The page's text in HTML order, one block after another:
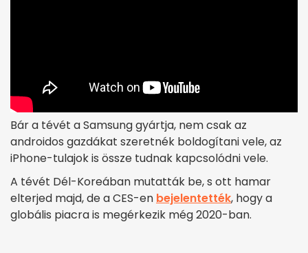
Bár a tévét a Samsung gyártja, nem csak az
androidos gazdákat szeretnék boldogítani vele, az
iPhone-tulajok is össze tudnak kapcsolódni vele.
A tévét Dél-Koreában mutatták be, s ott hamar
elterjed majd, de a CES-en bejelentették, hogy a
globális piacra is megérkezik még 2020-ban.